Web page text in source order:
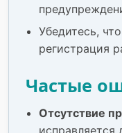
Убедитесь,
регистрация
Частые
Отсутствие
исправляется